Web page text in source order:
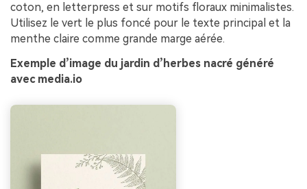
coton, en letterpress et sur motifs floraux minimalistes.
Utilisez le vert le plus foncé pour le texte principal et la
menthe claire comme grande marge aérée.
Exemple d’image du jardin d’herbes nacré généré
avec media.io